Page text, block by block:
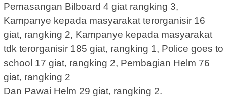
Pemasangan Bilboard 4 giat rangking 3,
Kampanye kepada masyarakat terorganisir 16
giat, rangking 2, Kampanye kepada masyarakat
tdk terorganisir 185 giat, rangking 1, Police goes to
school 17 giat, rangking 2, Pembagian Helm 76
giat, rangking 2
Dan Pawai Helm 29 giat, rangking 2.